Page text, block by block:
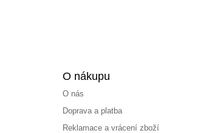
O nákupu
O nás
Doprava a platba
Reklamace a vrácení zboží